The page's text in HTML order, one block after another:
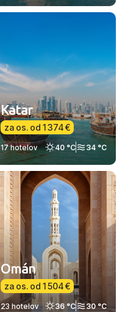
Katar
za os. od 1 374 €
17 hotelov 40 °C 34 °C
Omán
za os. od 1 504 €
23 hotelov 36 °C 30 °C